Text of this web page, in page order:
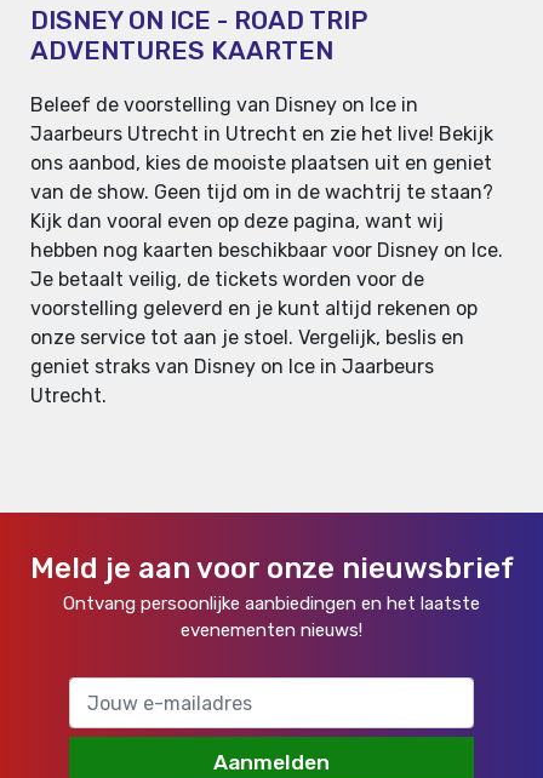
DISNEY ON ICE - ROAD TRIP
ADVENTURES KAARTEN
Beleef de voorstelling van Disney on Ice in
Jaarbeurs Utrecht in Utrecht en zie het live! Bekijk
ons aanbod, kies de mooiste plaatsen uit en geniet
van de show. Geen tijd om in de wachtrij te staan?
Kijk dan vooral even op deze pagina, want wij
hebben nog kaarten beschikbaar voor Disney on Ice.
Je betaalt veilig, de tickets worden voor de
voorstelling geleverd en je kunt altijd rekenen op
onze service tot aan je stoel. Vergelijk, beslis en
geniet straks van Disney on Ice in Jaarbeurs
Utrecht.
Meld je aan voor onze nieuwsbrief
Ontvang persoonlijke aanbiedingen en het laatste
evenementen nieuws!
Aanmelden